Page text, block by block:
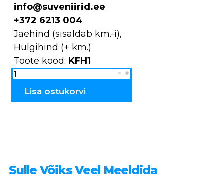
info@suveniirid.ee
+372 6213 004
Jaehind (sisaldab km.-i),
Hulgihind (+ km.)
Toote kood: KFH1
Kohvifiltrihoidja
"Tallinn"
KFH1
Lisa ostukorvi
Sulle Võiks Veel Meeldida